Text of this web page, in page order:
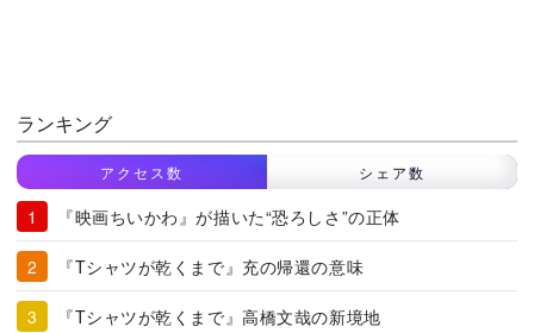
ランキング
アクセス数 シェア数
『映画ちいかわ』が描いた“恐ろしさ”の正体
『Tシャツが乾くまで』充の帰還の意味
『Tシャツが乾くまで』高橋文哉の新境地